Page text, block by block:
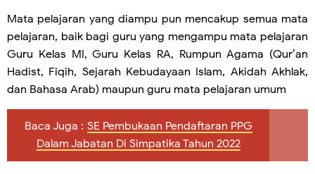
Mata pelajaran yang diampu pun mencakup semua mata
pelajaran, baik bagi guru yang mengampu mata pelajaran
Guru Kelas MI, Guru Kelas RA, Rumpun Agama (Qur’an
Hadist, Fiqih, Sejarah Kebudayaan Islam, Akidah Akhlak,
dan Bahasa Arab) maupun guru mata pelajaran umum
Baca Juga : SE Pembukaan Pendaftaran PPG
Dalam Jabatan Di Simpatika Tahun 2022